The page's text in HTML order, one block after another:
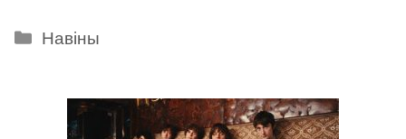
Categories
Навіны